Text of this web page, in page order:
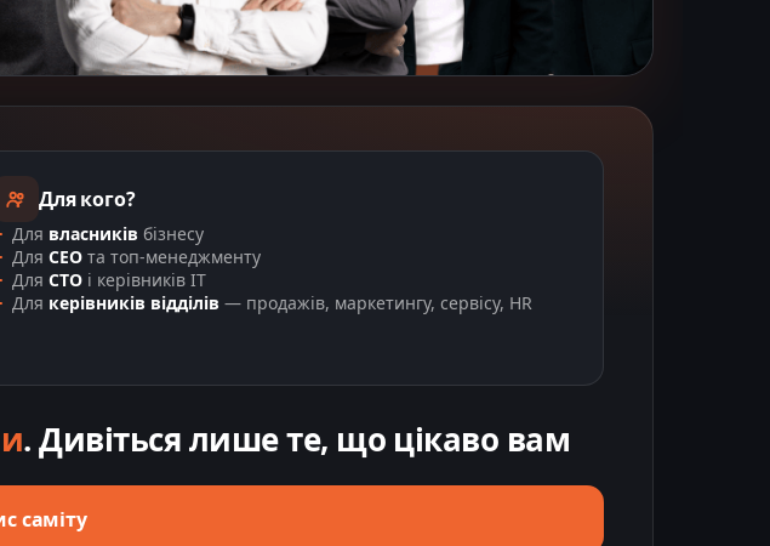
Для кого?
Для власників бізнесу
Для CEO та топ-менеджменту
Для CTO і керівників IT
Для керівників відділів — продажів, маркетингу, сервісу, HR
. Дивіться лише те, що цікаво вам
саміту